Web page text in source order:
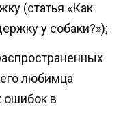
(статья «Как
у собаки?»);
любимца
ошибок в